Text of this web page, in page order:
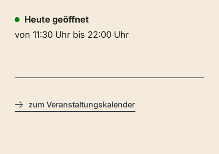
Heute geöffnet
von 11:30 Uhr bis 22:00 Uhr
zum Veranstaltungskalender